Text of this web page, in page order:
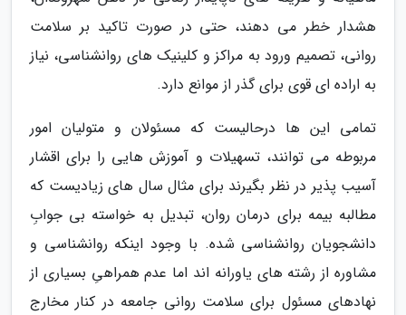
هشدار خطر می دهند، حتی در صورت تاکید بر سلامت
روانی، تصمیم ورود به مراکز و کلینیک های روانشناسی، نیاز
به اراده ای قوی برای گذر از موانع دارد.
تمامی این ها درحالیست که مسئولان و متولیان امور
مربوطه می توانند، تسهیلات و آموزش هایی را برای اقشار
آسیب پذیر در نظر بگیرند برای مثال سال های زیادیست که
مطالبه بیمه برای درمان روان، تبدیل به خواسته بی جوابِ
دانشجویان روانشناسی شده. با وجود اینکه روانشناسی و
مشاوره از رشته های یاورانه اند اما عدم همراهیِ بسیاری از
نهادهای مسئول برای سلامت روانی جامعه در کنار مخارج